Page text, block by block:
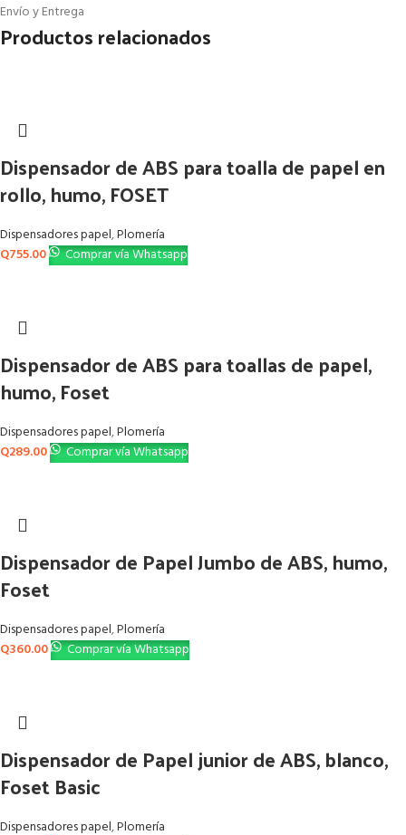
Envío y Entrega
Productos relacionados
Dispensador de ABS para toalla de papel en
rollo, humo, FOSET
Dispensadores papel,Plomería
Q755.00 Comprar vía Whatsapp
Dispensador de ABS para toallas de papel,
humo, Foset
Dispensadores papel,Plomería
Q289.00 Comprar vía Whatsapp
Dispensador de Papel Jumbo de ABS, humo,
Foset
Dispensadores papel,Plomería
Q360.00 Comprar vía Whatsapp
Dispensador de Papel junior de ABS, blanco,
Foset Basic
Dispensadores papel,Plomería